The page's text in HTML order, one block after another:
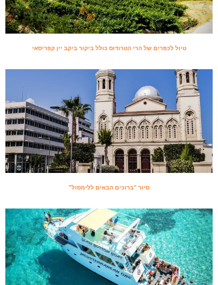
טיול לכפרים של הרי הטרודוס כולל ביקור ביקב יין קפריסאי
סיור "ברוכים הבאים ללימסול"